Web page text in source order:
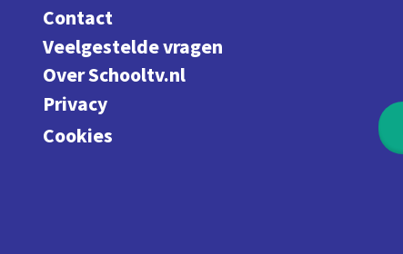
Contact
Veelgestelde vragen
Over Schooltv.nl
Privacy
Cookies